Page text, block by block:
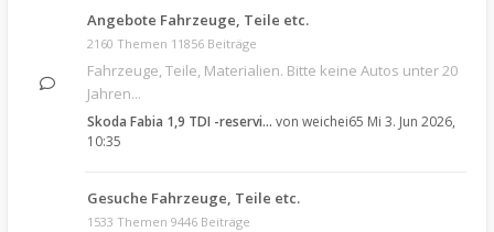
Angebote Fahrzeuge, Teile etc.
2160 Themen 11856 Beiträge
Fahrzeuge, Teile, Materialien. Bitte keine Autos unter 20
Jahren...
Skoda Fabia 1,9 TDI -reservi… von weichei65 Mi 3. Jun 2026,
10:35
Gesuche Fahrzeuge, Teile etc.
1533 Themen 9446 Beiträge